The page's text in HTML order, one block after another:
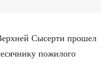
Сысерти прошел
пожилого